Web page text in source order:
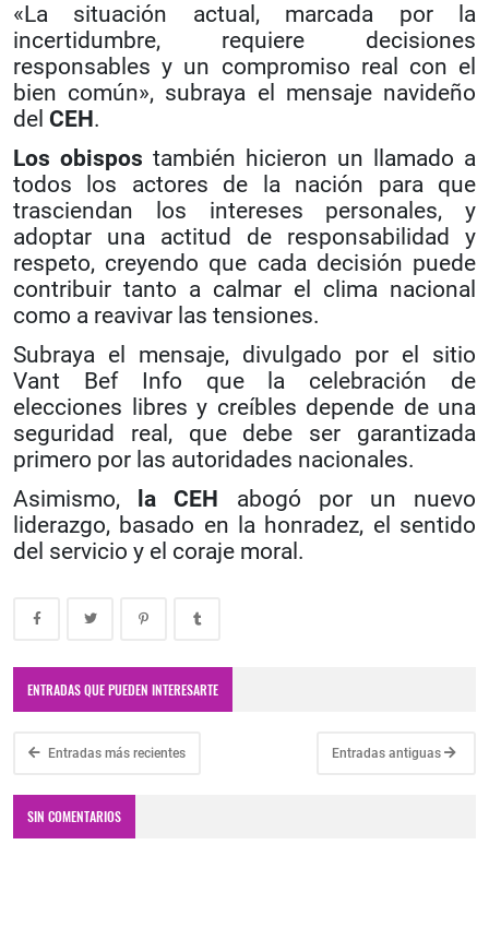
«La situación actual, marcada por la
incertidumbre, requiere decisiones
responsables y un compromiso real con el
bien común», subraya el mensaje navideño
del CEH .
Los obispos también hicieron un llamado a
todos los actores de la nación para que
trasciendan los intereses personales, y
adoptar una actitud de responsabilidad y
respeto, creyendo que cada decisión puede
contribuir tanto a calmar el clima nacional
como a reavivar las tensiones.
Subraya el mensaje, divulgado por el sitio
Vant Bef Info que la celebración de
elecciones libres y creíbles depende de una
seguridad real, que debe ser garantizada
primero por las autoridades nacionales.
Asimismo,
la CEH abogó por un nuevo
liderazgo, basado en la honradez, el sentido
del servicio y el coraje moral.
ENTRADAS QUE PUEDEN INTERESARTE
Entradas más recientes Entradas antiguas
SIN COMENTARIOS